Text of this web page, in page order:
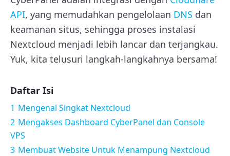
API, yang memudahkan pengelolaan DNS dan
keamanan situs, sehingga proses instalasi
Nextcloud menjadi lebih lancar dan terjangkau.
Yuk, kita telusuri langkah-langkahnya bersama!
Daftar Isi
1 Mengenal Singkat Nextcloud
2 Mengakses Dashboard CyberPanel dan Console
VPS
3 Membuat Website Untuk Menampung Nextcloud